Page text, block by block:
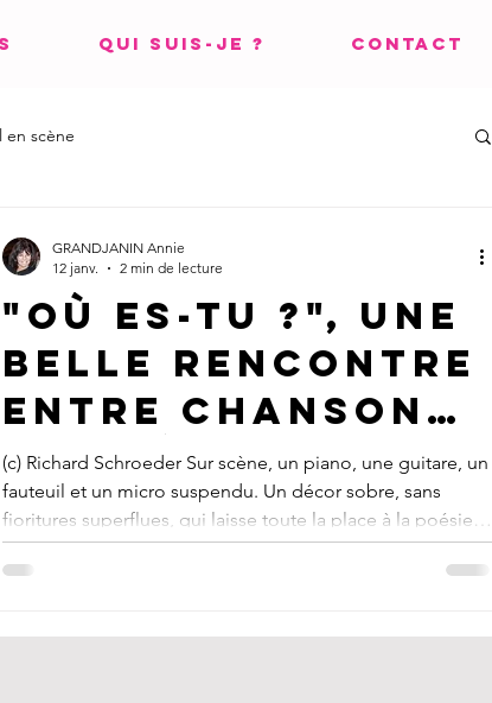
QUI SUIS-JE ? CONTACT
en scène
"Où es-tu ?", une
belle rencontre
entre chansons
et poésie
(c) Richard Schroeder Sur scène, un piano, une guitare, un
fauteuil et un micro suspendu. Un décor sobre, sans
fioritures superflues, qui laisse toute la place à la poésie
et à la musique. Et évidemment à Keren Ann et Irène
Jacob qui ont orchestré cette belle rencontre intitulée "
Bouvier. " Un espace idéal pour moi serait un paysage
GRANDJANIN Annie
12 janv.
2 min de lecture